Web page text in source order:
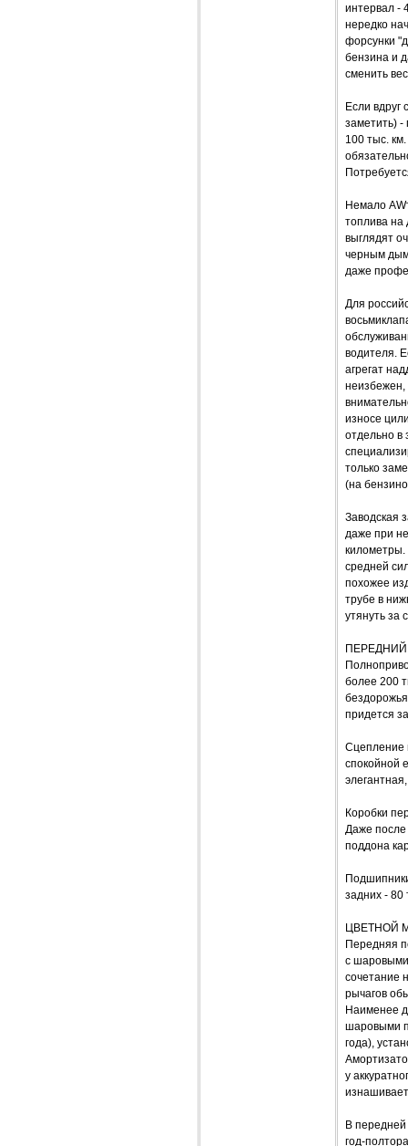
интервал -
нередко
форсунки
бензина и
сменить
Если вдруг
заметить) -
100 тыс.
Немало
топлива на
выглядят
черным
даже
Для
водителя.
агрегат
неизбежен,
износе
отдельно в
только
(на
Заводская
даже при
километры.
средней
похожее
трубе в
утянуть за
более 200
придется
Сцепление
спокойной
Коробки
Даже после
поддона
задних - 80
ЦВЕТНОЙ
Передняя
с шаровыми
сочетание
рычагов
Наименее
шаровыми
года),
у
В
год-